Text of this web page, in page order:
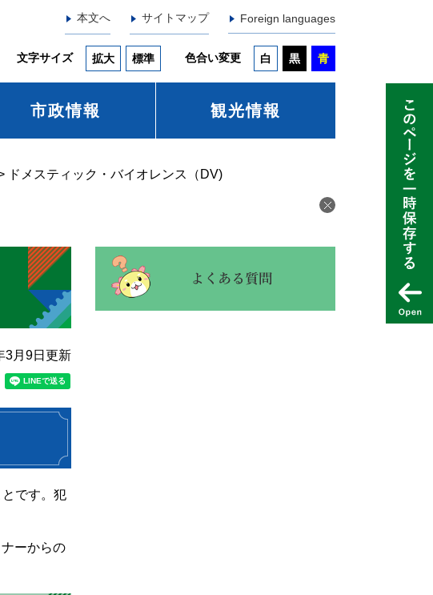
本文へ サイトマップ Foreign languages
文字サイズ 拡大 標準 色合い変更 白 黒 青
市政情報 観光情報
ドメスティック・バイオレンス（DV)
3月9日更新
です。犯
ーからの